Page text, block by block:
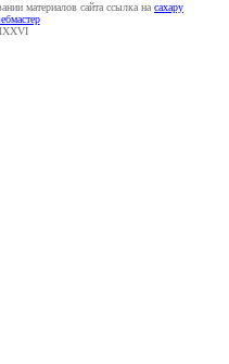
материалов сайта ссылка на caxapу